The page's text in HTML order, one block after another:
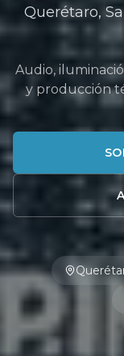
Querétaro,
Audio,
y producción